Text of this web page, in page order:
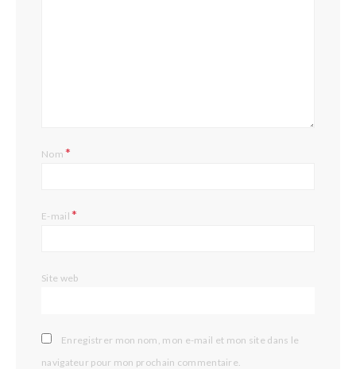
Nom*
E-mail*
Site web
Enregistrer mon nom, mon e-mail et mon site dans le
navigateur pour mon prochain commentaire.